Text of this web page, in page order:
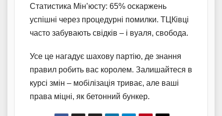
Статистика Мін’юсту: 65% оскаржень
успішні через процедурні помилки. ТЦКівці
часто забувають свідків – і вуаля, свобода.
Усе це нагадує шахову партію, де знання
правил робить вас королем. Залишайтеся в
курсі змін – мобілізація триває, але ваші
права міцні, як бетонний бункер.